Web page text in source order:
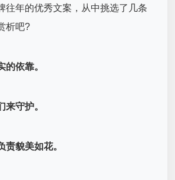
往年的优秀文案，从中挑选了几条
析吧?
的依靠。
来守护。
责貌美如花。